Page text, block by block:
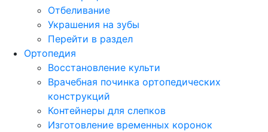
Отбеливание
Украшения на зубы
Перейти в раздел
Ортопедия
Восстановление культи
Врачебная починка ортопедических
конструкций
Контейнеры для слепков
Изготовление временных коронок